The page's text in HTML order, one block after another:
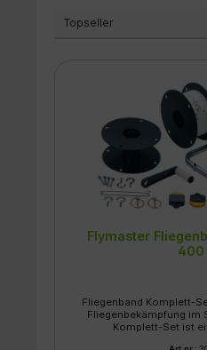
Flymaster
400
Fliegenband Komplett-
Fliegenbekämpfung im
Komplett-Set ist